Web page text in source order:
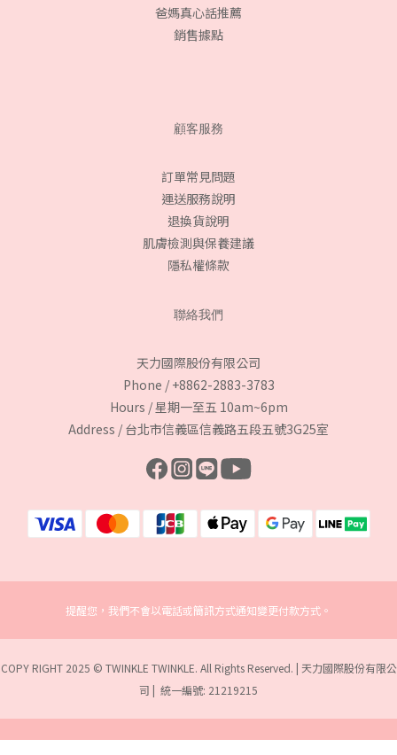
爸媽真心話推薦
銷售據點
顧客服務
訂單常見問題
運送服務說明
退換貨說明
肌膚檢測與保養建議
隱私權條款
聯絡我們
天力國際股份有限公司
Phone / +8862-2883-3783
Hours / 星期一至五 10am~6pm
Address / 台北市信義區信義路五段五號3G25室
提醒您，我們不會以電話或簡訊方式通知變更付款方式。
COPY RIGHT 2025 © TWINKLE TWINKLE. All Rights Reserved. | 天力國際股份有限公
司 | 統一編號: 21219215